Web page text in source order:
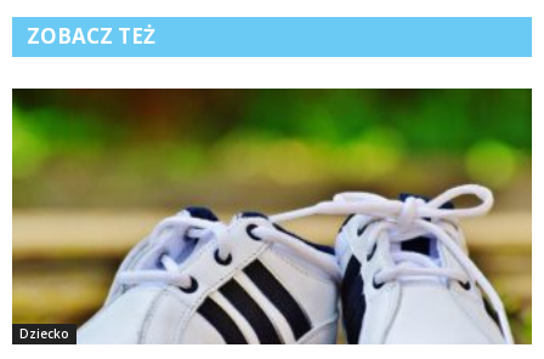
ZOBACZ TEŻ
Dziecko